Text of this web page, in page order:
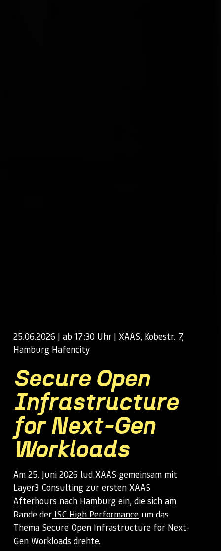
25.06.2026 | ab 17:30 Uhr | XAAS, Kobestr. 7,
Hamburg Hafencity
Secure Open
Infrastructure
for Next-Gen
Workloads
Am 25. Juni 2026 lud XAAS gemeinsam mit
Layer3 Consulting zur ersten XAAS
Afterhours nach Hamburg ein, die sich am
Rande derISC High Performanceum das
Thema Secure Open Infrastructure for Next-
Gen Workloads drehte.